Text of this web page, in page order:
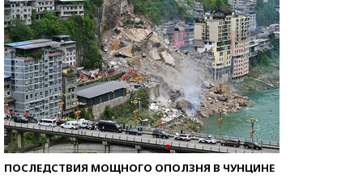
ПОСЛЕДСТВИЯ МОЩНОГО ОПОЛЗНЯ В ЧУНЦИНЕ